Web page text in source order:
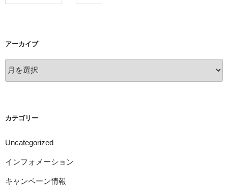
アーカイブ
ー
カテゴリー
Uncategorized
インフォメーション
キャンペーン情報